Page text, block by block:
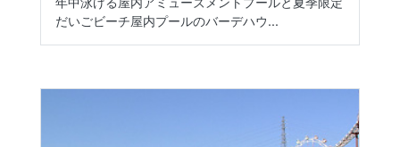
だいごビーチ屋内プールのバーデハウ...